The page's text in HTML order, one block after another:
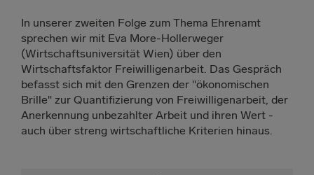
In unserer zweiten Folge zum Thema Ehrenamt
sprechen wir mit Eva More-Hollerweger
(Wirtschaftsuniversität Wien) über den
Wirtschaftsfaktor Freiwilligenarbeit. Das Gespräch
befasst sich mit den Grenzen der "ökonomischen
Brille" zur Quantifizierung von Freiwilligenarbeit, der
Anerkennung unbezahlter Arbeit und ihren Wert -
auch über streng wirtschaftliche Kriterien hinaus.